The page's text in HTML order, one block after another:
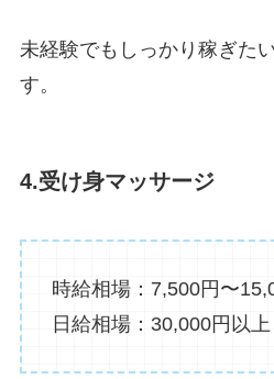
未経験でもしっかり稼ぎた
す。
4.受け身マッサージ
時給相場：7,500円〜
日給相場：30,000円以上